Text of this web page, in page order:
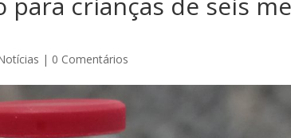
| 0 Comentários